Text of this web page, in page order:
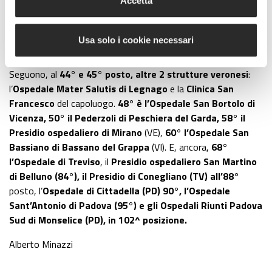
Usa solo i cookie necessari
Ospedale dell’Angelo di Mestre, 27°(con 75,88%), in salita
posto su base regionale, preceduto anche dall’
Sacro Cuore Don Calabria di Negrar(VR),21°(era 23°).
Seguono, al 44° e 45° posto, altre 2 strutture veronesi:
l’Ospedale Mater Salutis di Legnagoe la Clinica San
Francescodel capoluogo. 48° è l’Ospedale San Bortolo di
Vicenza, 50° il Pederzoli di Peschiera del Garda, 58° il
Presidio ospedaliero di Mirano(VE), 60° l’Ospedale San
Bassiano di Bassano del Grappa (VI). E, ancora, 68°
l’Ospedale di Treviso, il Presidio ospedaliero San Martino
di Belluno (84°), il Presidio di Conegliano (TV) all’88°
posto, l’Ospedale di Cittadella (PD) 90°, l’Ospedale
Sant’Antonio di Padova (95°) e gli Ospedali Riunti Padova
Sud di Monselice (PD), in 102^ posizione.
Alberto Minazzi